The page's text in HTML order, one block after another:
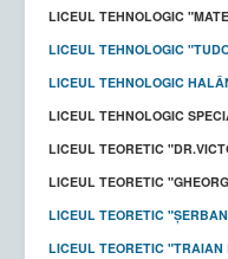
LICEUL TEHNOLOGIC
LICEUL TEHNOLOGIC
LICEUL TEHNOLOGIC
LICEUL TEHNOLOGIC
LICEUL TEORETIC
LICEUL TEORETIC
LICEUL TEORETIC
LICEUL TEORETIC